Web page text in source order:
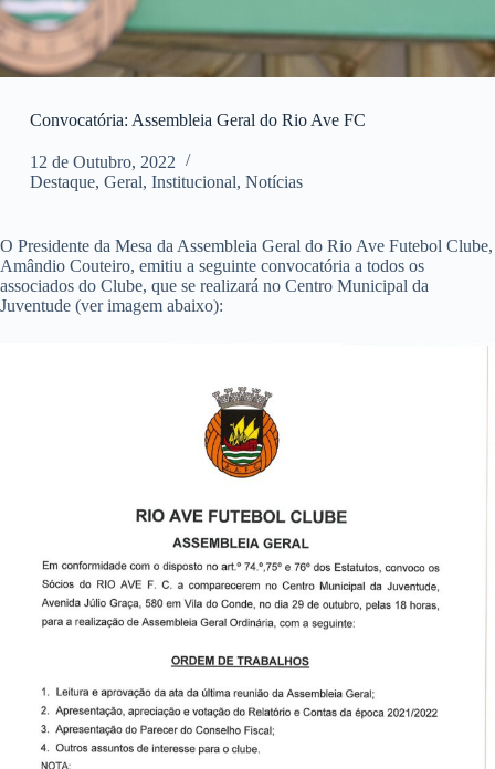
Convocatória: Assembleia Geral do Rio Ave FC
12 de Outubro, 2022
Destaque, Geral, Institucional, Notícias
O Presidente da Mesa da Assembleia Geral do Rio Ave Futebol Clube,
Amândio Couteiro, emitiu a seguinte convocatória a todos os
associados do Clube, que se realizará no Centro Municipal da
Juventude (ver imagem abaixo):